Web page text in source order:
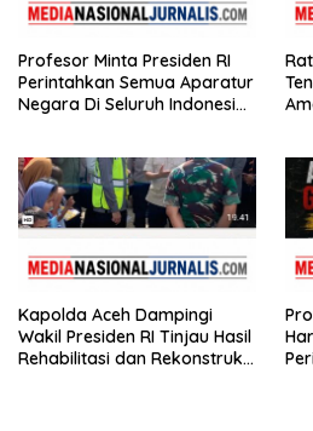
Profesor Minta Presiden RI
Perintahkan Semua Aparatur
Negara Di Seluruh Indonesia
Kapolda Aceh Dampingi
Wakil Presiden RI Tinjau Hasil
Rehabilitasi dan Rekonstruksi